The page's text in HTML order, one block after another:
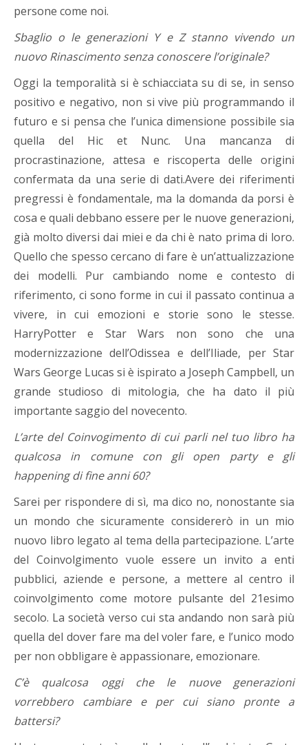
persone come noi.
Sbaglio o le generazioni Y e Z stanno vivendo un
nuovo Rinascimento senza conoscere l’originale?
Oggi la temporalità si è schiacciata su di se, in senso
positivo e negativo, non si vive più programmando il
futuro e si pensa che l’unica dimensione possibile sia
quella del Hic et Nunc. Una mancanza di
procrastinazione, attesa e riscoperta delle origini
confermata da una serie di dati.Avere dei riferimenti
pregressi è fondamentale, ma la domanda da porsi è
cosa e quali debbano essere per le nuove generazioni,
già molto diversi dai miei e da chi è nato prima di loro.
Quello che spesso cercano di fare è un’attualizzazione
dei modelli. Pur cambiando nome e contesto di
riferimento, ci sono forme in cui il passato continua a
vivere, in cui emozioni e storie sono le stesse.
HarryPotter e Star Wars non sono che una
modernizzazione dell’Odissea e dell’Iliade, per Star
Wars George Lucas si è ispirato a Joseph Campbell, un
grande studioso di mitologia, che ha dato il più
importante saggio del novecento.
L’arte del Coinvogimento di cui parli nel tuo libro ha
qualcosa in comune con gli open party e gli
happening di fine anni 60?
Sarei per rispondere di sì, ma dico no, nonostante sia
un mondo che sicuramente considererò in un mio
nuovo libro legato al tema della partecipazione. L’arte
del Coinvolgimento vuole essere un invito a enti
pubblici, aziende e persone, a mettere al centro il
coinvolgimento come motore pulsante del 21esimo
secolo. La società verso cui sta andando non sarà più
quella del dover fare ma del voler fare, e l’unico modo
per non obbligare è appassionare, emozionare.
C’è qualcosa oggi che le nuove generazioni
vorrebbero cambiare e per cui siano pronte a
battersi?